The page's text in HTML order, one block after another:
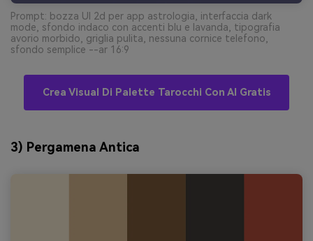
Prompt: bozza UI 2d per app astrologia, interfaccia dark
mode, sfondo indaco con accenti blu e lavanda, tipografia
avorio morbido, griglia pulita, nessuna cornice telefono,
sfondo semplice --ar 16:9
Crea Visual Di Palette Tarocchi Con AI Gratis
3) Pergamena Antica